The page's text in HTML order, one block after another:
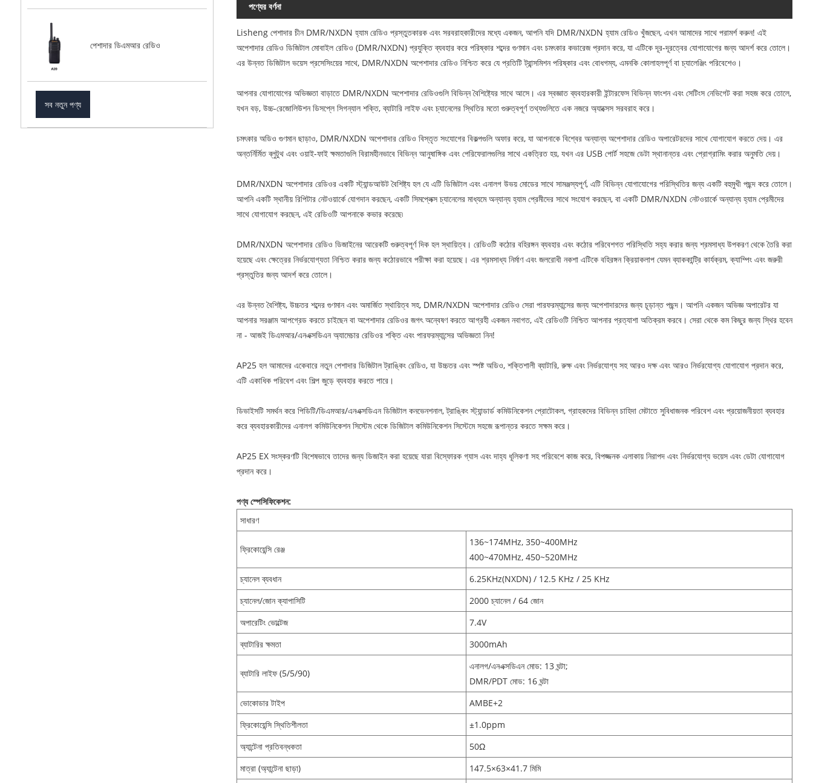
পেশাদার ডিএমআর রেডিও
সব নতুন পণ্য
পণ্যের বর্ণনা
Lisheng পেশাদার চীন DMR/NXDN হ্যাম রেডিও প্রস্তুতকারক এবং সরবরাহকারীদের মধ্যে একজন, আপনি যদি DMR/NXDN হ্যাম রেডিও খুঁজছেন, এখন আমাদের সাথে পরামর্শ করুন! এই
অপেশাদার রেডিও ডিজিটাল মোবাইল রেডিও (DMR/NXDN) প্রযুক্তি ব্যবহার করে পরিষ্কার শব্দের গুণমান এবং চমৎকার কভারেজ প্রদান করে, যা এটিকে দূর-দূরত্বের যোগাযোগের জন্য আদর্শ করে তোলে।
এর উন্নত ডিজিটাল ভয়েস প্রসেসিংয়ের সাথে, DMR/NXDN অপেশাদার রেডিও নিশ্চিত করে যে প্রতিটি ট্রান্সমিশন পরিষ্কার এবং বোধগম্য, এমনকি কোলাহলপূর্ণ বা চ্যালেঞ্জিং পরিবেশেও।
আপনার যোগাযোগের অভিজ্ঞতা বাড়াতে DMR/NXDN অপেশাদার রেডিওগুলি বিভিন্ন বৈশিষ্ট্যের সাথে আসে। এর স্বজ্ঞাত ব্যবহারকারী ইন্টারফেস বিভিন্ন ফাংশন এবং সেটিংস নেভিগেট করা সহজ করে তোলে,
যখন বড়, উচ্চ-রেজোলিউশন ডিসপ্লে সিগন্যাল শক্তি, ব্যাটারি লাইফ এবং চ্যানেলের স্থিতির মতো গুরুত্বপূর্ণ তথ্যগুলিতে এক নজরে অ্যাক্সেস সরবরাহ করে।
চমৎকার অডিও গুণমান ছাড়াও, DMR/NXDN অপেশাদার রেডিও বিস্তৃত সংযোগের বিকল্পগুলি অফার করে, যা আপনাকে বিশ্বের অন্যান্য অপেশাদার রেডিও অপারেটরদের সাথে যোগাযোগ করতে দেয়। এর
অন্তর্নির্মিত ব্লুটুথ এবং ওয়াই-ফাই ক্ষমতাগুলি বিরামহীনভাবে বিভিন্ন আনুষাঙ্গিক এবং পেরিফেরালগুলির সাথে একত্রিত হয়, যখন এর USB পোর্ট সহজে ডেটা স্থানান্তর এবং প্রোগ্রামিং করার অনুমতি দেয়।
DMR/NXDN অপেশাদার রেডিওর একটি স্ট্যান্ডআউট বৈশিষ্ট্য হল যে এটি ডিজিটাল এবং এনালগ উভয় মোডের সাথে সামঞ্জস্যপূর্ণ, এটি বিভিন্ন যোগাযোগের পরিস্থিতির জন্য একটি বহুমুখী পছন্দ করে তোলে।
আপনি একটি স্থানীয় রিপিটার নেটওয়ার্কে যোগদান করছেন, একটি সিমপ্লেক্স চ্যানেলের মাধ্যমে অন্যান্য হ্যাম প্রেমীদের সাথে সংযোগ করছেন, বা একটি DMR/NXDN নেটওয়ার্কে অন্যান্য হ্যাম প্রেমীদের
সাথে যোগাযোগ করছেন, এই রেডিওটি আপনাকে কভার করেছে৷
DMR/NXDN অপেশাদার রেডিও ডিজাইনের আরেকটি গুরুত্বপূর্ণ দিক হল স্থায়িত্ব। রেডিওটি কঠোর বহিরঙ্গন ব্যবহার এবং কঠোর পরিবেশগত পরিস্থিতি সহ্য করার জন্য শ্রমসাধ্য উপকরণ থেকে তৈরি করা
হয়েছে এবং ক্ষেত্রের নির্ভরযোগ্যতা নিশ্চিত করার জন্য কঠোরভাবে পরীক্ষা করা হয়েছে। এর শ্রমসাধ্য নির্মাণ এবং জলরোধী নকশা এটিকে বহিরঙ্গন ক্রিয়াকলাপ যেমন ব্যাককান্ট্রি কার্যক্রম, ক্যাম্পিং এবং জরুরী
প্রস্তুতির জন্য আদর্শ করে তোলে।
এর উন্নত বৈশিষ্ট্য, উচ্চতর শব্দের গুণমান এবং অমার্জিত স্থায়িত্ব সহ, DMR/NXDN অপেশাদার রেডিও সেরা পারফরম্যান্সের জন্য অপেশাদারদের জন্য চূড়ান্ত পছন্দ। আপনি একজন অভিজ্ঞ অপারেটর যা
আপনার সরঞ্জাম আপগ্রেড করতে চাইছেন বা অপেশাদার রেডিওর জগৎ অন্বেষণ করতে আগ্রহী একজন নবাগত, এই রেডিওটি নিশ্চিত আপনার প্রত্যাশা অতিক্রম করবে। সেরা থেকে কম কিছুর জন্য স্থির হবেন
না - আজই ডিএমআর/এনএক্সডিএন অ্যামেচার রেডিওর শক্তি এবং পারফরম্যান্সের অভিজ্ঞতা নিন!
AP25 হল আমাদের একেবারে নতুন পেশাদার ডিজিটাল ট্রাঙ্কিং রেডিও, যা উচ্চতর এবং স্পষ্ট অডিও, শক্তিশালী ব্যাটারি, রুক্ষ এবং নির্ভরযোগ্য সহ আরও দক্ষ এবং আরও নির্ভরযোগ্য যোগাযোগ প্রদান করে,
এটি একাধিক পরিবেশ এবং শিল্প জুড়ে ব্যবহার করতে পারে।
ডিভাইসটি সমর্থন করে পিডিটি/ডিএমআর/এনএক্সডিএন ডিজিটাল কনভেনশনাল, ট্রাঙ্কিং স্ট্যান্ডার্ড কমিউনিকেশন প্রোটোকল, গ্রাহকদের বিভিন্ন চাহিদা মেটাতে সুবিধাজনক পরিবেশ এবং প্রয়োজনীয়তা ব্যবহার
করে ব্যবহারকারীদের এনালগ কমিউনিকেশন সিস্টেম থেকে ডিজিটাল কমিউনিকেশন সিস্টেমে সহজে রূপান্তর করতে সক্ষম করে।
AP25 EX সংস্করণটি বিশেষভাবে তাদের জন্য ডিজাইন করা হয়েছে যারা বিস্ফোরক গ্যাস এবং দাহ্য ধূলিকণা সহ পরিবেশে কাজ করে, বিপজ্জনক এলাকায় নিরাপদ এবং নির্ভরযোগ্য ভয়েস এবং ডেটা যোগাযোগ
প্রদান করে।
পণ্য স্পেসিফিকেশন:
সাধারণ
ফ্রিকোয়েন্সি রেঞ্জ
136~174MHz, 350~400MHz
400~470MHz, 450~520MHz
চ্যানেল ব্যবধান
6.25KHz(NXDN) / 12.5 KHz / 25 KHz
চ্যানেল/জোন ক্যাপাসিটি
2000 চ্যানেল / 64 জোন
অপারেটিং ভোল্টেজ
7.4V
ব্যাটারির ক্ষমতা
3000mAh
ব্যাটারি লাইফ (5/5/90)
এনালগ/এনএক্সডিএন মোড: 13 ঘন্টা;
DMR/PDT মোড: 16 ঘন্টা
ভোকোডার টাইপ
AMBE+2
ফ্রিকোয়েন্সি স্থিতিশীলতা
±1.0ppm
অ্যান্টেনা প্রতিবন্ধকতা
50Ω
মাত্রা (অ্যান্টেনা ছাড়া)
147.5×63×41.7 মিমি